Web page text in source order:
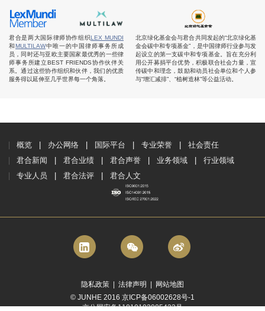
君合是两大国际律师协作组织LEX MUNDI
和MULTILAW中唯一的中国律师事务所成
员，同时还与亚欧主要国家最优秀的一些律
师事务所建立BEST FRIENDS协作伙伴关
系。通过这些协作组织和伙伴，我们的优质
服务得以延伸至几乎世界每一个角落。
北京绿化基金会与君合共同发起的“北京绿化基
金会碳中和专项基金”，是中国律师行业参与发
起设立的第一支碳中和专项基金。旨在充分利
用公开募捐平台优势，积极联合社会力量，宣
传碳中和理念，鼓励和动员社会单位和个人参
与“增汇减排”、“植树造林”等公益活动。
概览 办公网络 国际平台 专业荣誉
社会责任
君合新闻
君合业绩 君合声誉 业务领域
行业领域
专业人员
君合法评 君合人文
隐私政策 法律声明
网站地图
© JUNHE 2016 京ICP备06002628号-1
京公网安备11010102005423号